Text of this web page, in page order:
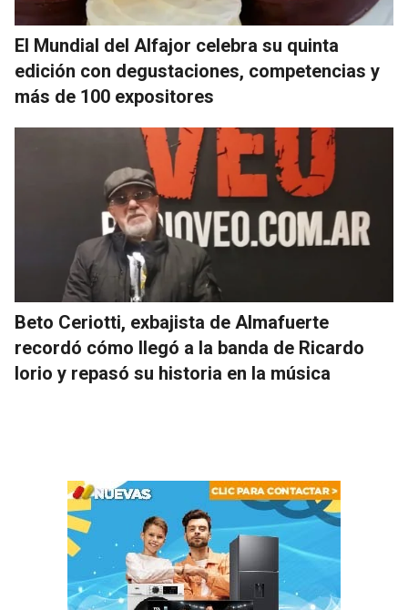
El Mundial del Alfajor celebra su quinta
edición con degustaciones, competencias y
más de 100 expositores
Beto Ceriotti, exbajista de Almafuerte
recordó cómo llegó a la banda de Ricardo
Iorio y repasó su historia en la música